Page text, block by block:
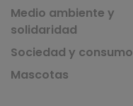
Medio ambiente y
solidaridad
Sociedad y consumo
Mascotas